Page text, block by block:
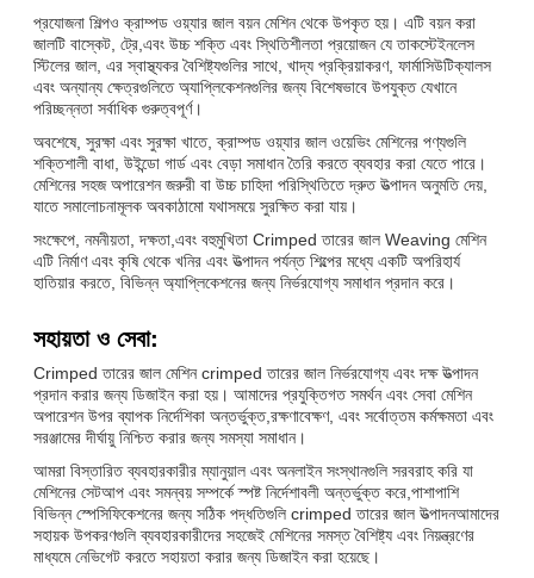
প্রযোজনা শিল্পও ক্রাম্পড ওয়্যার জাল বয়ন মেশিন থেকে উপকৃত হয়। এটি বয়ন করা
জালটি বাস্কেট, ট্রে,এবং উচ্চ শক্তি এবং স্থিতিশীলতা প্রয়োজন যে তাকস্টেইনলেস
স্টিলের জাল, এর স্বাস্থ্যকর বৈশিষ্ট্যগুলির সাথে, খাদ্য প্রক্রিয়াকরণ, ফার্মাসিউটিক্যালস
এবং অন্যান্য ক্ষেত্রগুলিতে অ্যাপ্লিকেশনগুলির জন্য বিশেষভাবে উপযুক্ত যেখানে
পরিচ্ছন্নতা সর্বাধিক গুরুত্বপূর্ণ।
অবশেষে, সুরক্ষা এবং সুরক্ষা খাতে, ক্রাম্পড ওয়্যার জাল ওয়েভিং মেশিনের পণ্যগুলি
শক্তিশালী বাধা, উইন্ডো গার্ড এবং বেড়া সমাধান তৈরি করতে ব্যবহার করা যেতে পারে।
মেশিনের সহজ অপারেশন জরুরী বা উচ্চ চাহিদা পরিস্থিতিতে দ্রুত উত্পাদন অনুমতি দেয়,
যাতে সমালোচনামূলক অবকাঠামো যথাসময়ে সুরক্ষিত করা যায়।
সংক্ষেপে, নমনীয়তা, দক্ষতা,এবং বহুমুখিতা Crimped তারের জাল Weaving মেশিন
এটি নির্মাণ এবং কৃষি থেকে খনির এবং উত্পাদন পর্যন্ত শিল্পের মধ্যে একটি অপরিহার্য
হাতিয়ার করতে, বিভিন্ন অ্যাপ্লিকেশনের জন্য নির্ভরযোগ্য সমাধান প্রদান করে।
সহায়তা ও সেবা:
Crimped তারের জাল মেশিন crimped তারের জাল নির্ভরযোগ্য এবং দক্ষ উত্পাদন
প্রদান করার জন্য ডিজাইন করা হয়। আমাদের প্রযুক্তিগত সমর্থন এবং সেবা মেশিন
অপারেশন উপর ব্যাপক নির্দেশিকা অন্তর্ভুক্ত,রক্ষণাবেক্ষণ, এবং সর্বোত্তম কর্মক্ষমতা এবং
সরঞ্জামের দীর্ঘায়ু নিশ্চিত করার জন্য সমস্যা সমাধান।
আমরা বিস্তারিত ব্যবহারকারীর ম্যানুয়াল এবং অনলাইন সংস্থানগুলি সরবরাহ করি যা
মেশিনের সেটআপ এবং সমন্বয় সম্পর্কে স্পষ্ট নির্দেশাবলী অন্তর্ভুক্ত করে,পাশাপাশি
বিভিন্ন স্পেসিফিকেশনের জন্য সঠিক পদ্ধতিগুলি crimped তারের জাল উত্পাদনআমাদের
সহায়ক উপকরণগুলি ব্যবহারকারীদের সহজেই মেশিনের সমস্ত বৈশিষ্ট্য এবং নিয়ন্ত্রণের
মাধ্যমে নেভিগেট করতে সহায়তা করার জন্য ডিজাইন করা হয়েছে।